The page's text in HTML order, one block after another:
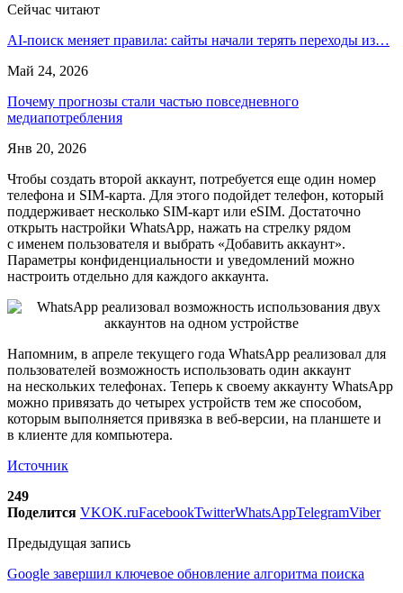
Сейчас читают
AI-поиск меняет правила: сайты начали терять переходы из…
Май 24, 2026
Почему прогнозы стали частью повседневного
медиапотребления
Янв 20, 2026
Чтобы создать второй аккаунт, потребуется еще один номер
телефона и SIM-карта. Для этого подойдет телефон, который
поддерживает несколько SIM-карт или eSIM. Достаточно
открыть настройки WhatsApp, нажать на стрелку рядом
с именем пользователя и выбрать «Добавить аккаунт».
Параметры конфиденциальности и уведомлений можно
настроить отдельно для каждого аккаунта.
Напомним, в апреле текущего года WhatsApp реализовал для
пользователей возможность использовать один аккаунт
на нескольких телефонах. Теперь к своему аккаунту WhatsApp
можно привязать до четырех устройств тем же способом,
которым выполняется привязка в веб-версии, на планшете и
в клиенте для компьютера.
Источник
249
Поделится VKOK.ruFacebookTwitterWhatsAppTelegramViber
Предыдущая запись
Google завершил ключевое обновление алгоритма поиска